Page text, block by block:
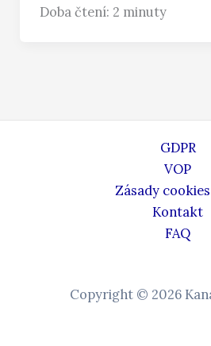
Doba čtení: 2 minuty
GDPR
VOP
Zásady
Kontakt
FAQ
Copyright © 2026